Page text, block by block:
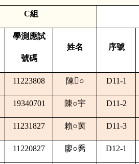
C組
學測應試
號碼
姓名 序號
11223808 陳○ D11-1
19340701 陳○宇 D11-2
11231827 賴○茵 D11-3
11220827 廖○喬 D12-1